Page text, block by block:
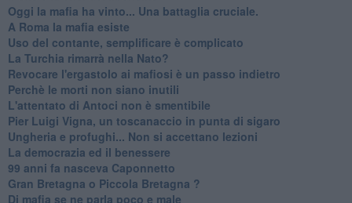
Oggi la mafia ha vinto... Una battaglia cruciale.
A Roma la mafia esiste
Uso del contante, semplificare è complicato
La Turchia rimarrà nella Nato?
Revocare l'ergastolo ai mafiosi è un passo indietro
Perchè le morti non siano inutili
L'attentato di Antoci non è smentibile
Pier Luigi Vigna, un toscanaccio in punta di sigaro
Ungheria e profughi... Non si accettano lezioni
La democrazia ed il benessere
99 anni fa nasceva Caponnetto
Gran Bretagna o Piccola Bretagna ?
Di mafia se ne parla poco e male